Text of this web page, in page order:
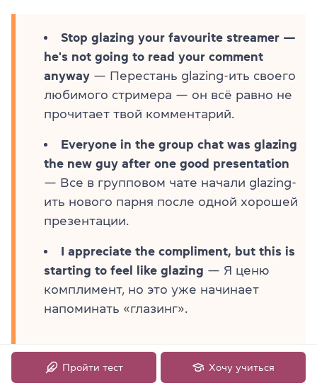
Stop glazing your favourite streamer —
he's not going to read your comment
anyway — Перестань glazing-ить своего
любимого стримера — он всё равно не
прочитает твой комментарий.
Everyone in the group chat was glazing
the new guy after one good presentation
— Все в групповом чате начали glazing-
ить нового парня после одной хорошей
презентации.
I appreciate the compliment, but this is
starting to feel like glazing — Я ценю
комплимент, но это уже начинает
напоминать «глазинг».
Пройти тест Хочу учиться